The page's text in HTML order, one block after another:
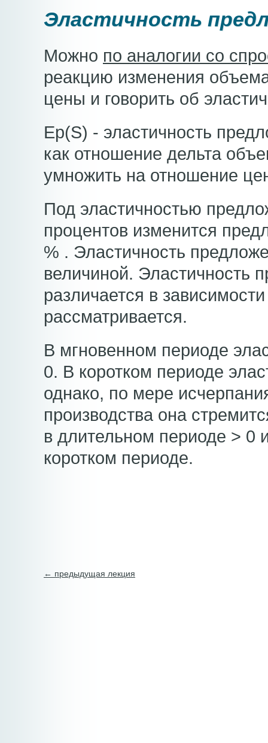
Эластичность
Можно по аналогии со
реакцию изменения
цены и говорить об
Ep(S) - эластичность
как отношение дельта
умножить на отношение
Под эластичностью
процентов изменится
% . Эластичность
величиной. Эластичность
различается в
рассматривается.
В мгновенном периоде
0. В коротком периоде
однако, по мере
производства она
в длительном периоде > 0
коротком периоде.
← предыдущая лекция